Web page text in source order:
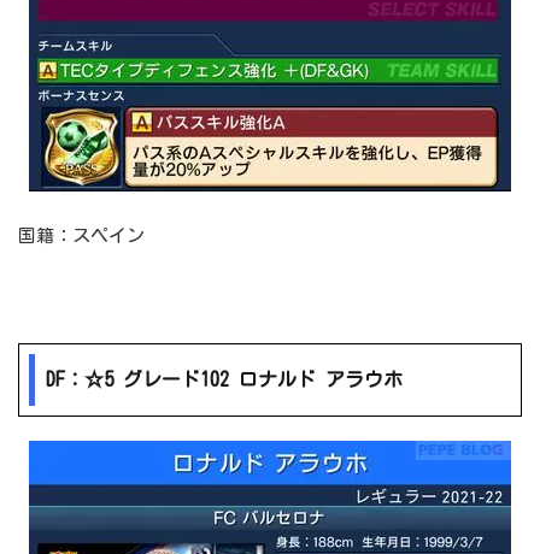
国籍：スペイン
DF：☆5 グレード102 ロナルド アラウホ